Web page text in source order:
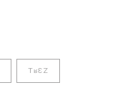
TʁƐZ